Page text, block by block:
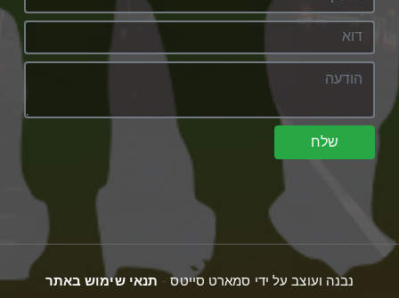
שלח
נבנה ועוצב על ידי סמארט סייטס - תנאי שימוש באתר